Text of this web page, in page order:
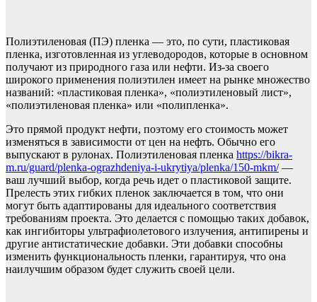
Полиэтиленовая (ПЭ) пленка — это, по сути, пластиковая
пленка, изготовленная из углеводородов, которые в основном
получают из природного газа или нефти. Из-за своего
широкого применения полиэтилен имеет на рынке множество
названий: «пластиковая пленка», «полиэтиленовый лист»,
«полиэтиленовая пленка» или «полипленка».
Это прямой продукт нефти, поэтому его стоимость может
изменяться в зависимости от цен на нефть. Обычно его
выпускают в рулонах. Полиэтиленовая пленка https://bikra-
m.ru/guard/plenka-ograzhdeniya-i-ukrytiya/plenka/150-mkm/—
ваш лучший выбор, когда речь идет о пластиковой защите.
Прелесть этих гибких пленок заключается в том, что они
могут быть адаптированы для идеального соответствия
требованиям проекта. Это делается с помощью таких добавок,
как ингибиторы ультрафиолетового излучения, антипирены и
другие антистатические добавки. Эти добавки способны
изменить функциональность пленки, гарантируя, что она
наилучшим образом будет служить своей цели.